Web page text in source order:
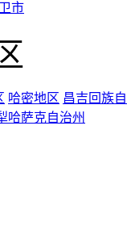
市
哈密地区 昌吉回族
哈萨克自治州